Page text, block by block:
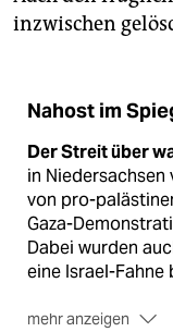
inzwischen
Nahost im
Der Streit über
in
von pro-
Gaza-
Dabei wurden
eine Israel-Fahne
mehr anzeigen